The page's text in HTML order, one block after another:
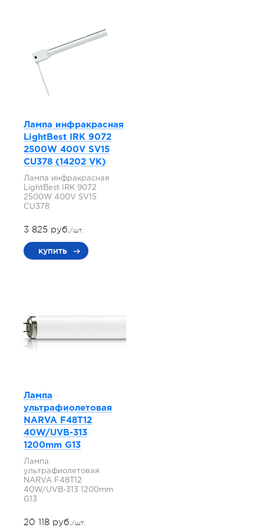
Лампа инфракрасная
LightBest IRK 9072
2500W 400V SV15
СU378 (14202 VK)
Лампа инфракрасная
LightBest IRK 9072
2500W 400V SV15
СU378
3 825 руб./шт.
купить
Лампа
ультрафиолетовая
NARVA F48T12
40W/UVB-313
1200mm G13
Лампа
ультрафиолетовая
NARVA F48T12
40W/UVB-313 1200mm
G13
20 118 руб./шт.